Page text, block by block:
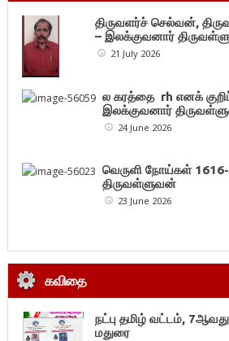
திருவளர்ச் செல்வன்,
– இலக்குவனார்
21 July 2026
ல கரத்தை rh எனக்
இலக்குவனார்
24 June 2026
வெருளி நோய்கள்
திருவள்ளுவன்
23 June 2026
கவிதை
நட்பு தமிழ் வட்டம்,
மதுரை